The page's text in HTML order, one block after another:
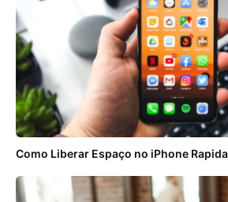
Como Liberar Espaço no iPhone